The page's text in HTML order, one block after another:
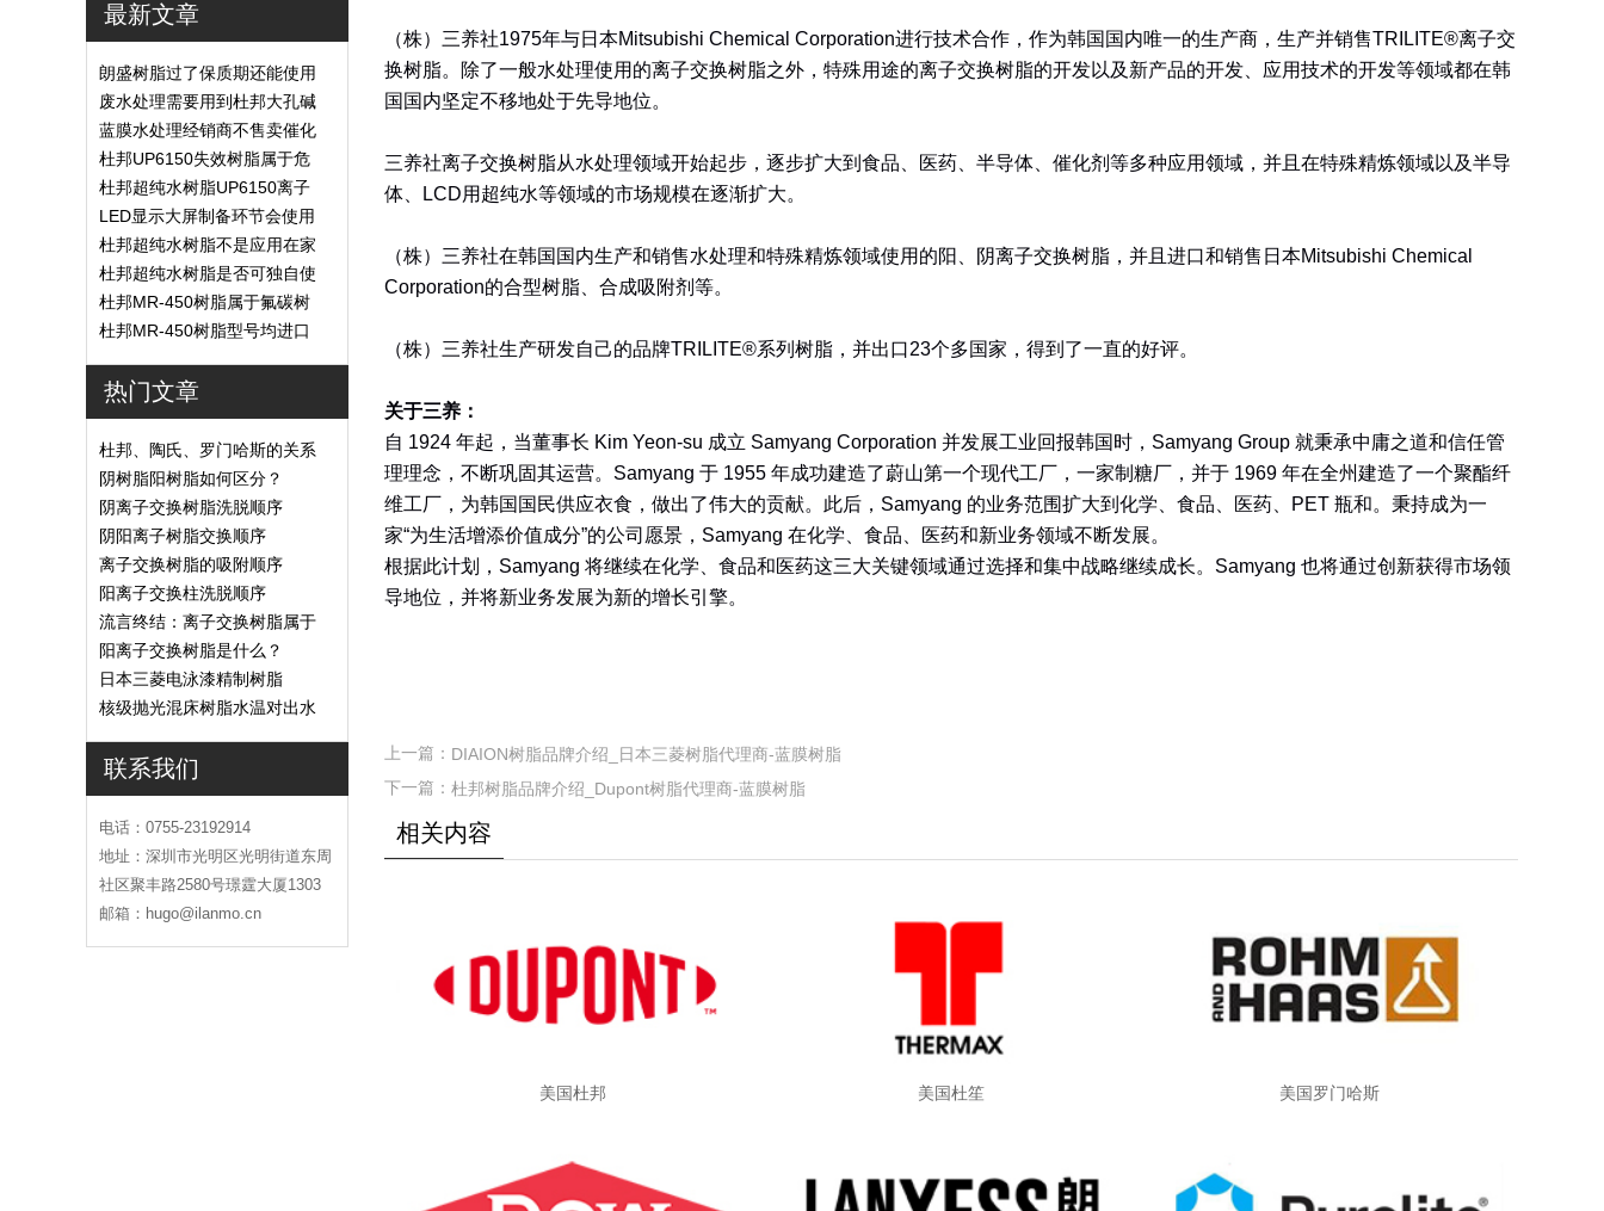
最新文章
朗盛树脂过了保质期还能使用
吗？
废水处理需要用到杜邦大孔碱
性树脂？
蓝膜水处理经销商不售卖催化
剂树脂
杜邦UP6150失效树脂属于危
险废弃物吗？
杜邦超纯水树脂UP6150离子
转换率高吗？
LED显示大屏制备环节会使用
到杜邦UP6040树脂吗？
杜邦超纯水树脂不是应用在家
用场景
杜邦超纯水树脂是否可独自使
用？
杜邦MR-450树脂属于氟碳树
脂吗？
杜邦MR-450树脂型号均进口
热门文章
杜邦、陶氏、罗门哈斯的关系
阴树脂阳树脂如何区分？
阴离子交换树脂洗脱顺序
阴阳离子树脂交换顺序
离子交换树脂的吸附顺序
阳离子交换柱洗脱顺序
流言终结：离子交换树脂属于
危废吗
阳离子交换树脂是什么？
日本三菱电泳漆精制树脂
核级抛光混床树脂水温对出水
联系我们
电话：0755-23192914
地址：深圳市光明区光明街道东周
社区聚丰路2580号璟霆大厦1303
邮箱：hugo@ilanmo.cn
（株）三养社1975年与日本Mitsubishi Chemical Corporation进行技术合作，作为韩国国内唯一的生产商，生产并销售TRILITE®离子交
换树脂。除了一般水处理使用的离子交换树脂之外，特殊用途的离子交换树脂的开发以及新产品的开发、应用技术的开发等领域都在韩
国国内坚定不移地处于先导地位。
三养社离子交换树脂从水处理领域开始起步，逐步扩大到食品、医药、半导体、催化剂等多种应用领域，并且在特殊精炼领域以及半导
体、LCD用超纯水等领域的市场规模在逐渐扩大。
（株）三养社在韩国国内生产和销售水处理和特殊精炼领域使用的阳、阴离子交换树脂，并且进口和销售日本Mitsubishi Chemical
Corporation的合型树脂、合成吸附剂等。
（株）三养社生产研发自己的品牌TRILITE®系列树脂，并出口23个多国家，得到了一直的好评。
关于三养：
自 1924 年起，当董事长 Kim Yeon-su 成立 Samyang Corporation 并发展工业回报韩国时，Samyang Group 就秉承中庸之道和信任管
理理念，不断巩固其运营。Samyang 于 1955 年成功建造了蔚山第一个现代工厂，一家制糖厂，并于 1969 年在全州建造了一个聚酯纤
维工厂，为韩国国民供应衣食，做出了伟大的贡献。此后，Samyang 的业务范围扩大到化学、食品、医药、PET 瓶和。秉持成为一
家“为生活增添价值成分”的公司愿景，Samyang 在化学、食品、医药和新业务领域不断发展。
根据此计划，Samyang 将继续在化学、食品和医药这三大关键领域通过选择和集中战略继续成长。Samyang 也将通过创新获得市场领
导地位，并将新业务发展为新的增长引擎。
上一篇： DIAION树脂品牌介绍_日本三菱树脂代理商-蓝膜树脂
下一篇： 杜邦树脂品牌介绍_Dupont树脂代理商-蓝膜树脂
相关内容
美国杜邦 美国杜笙 美国罗门哈斯